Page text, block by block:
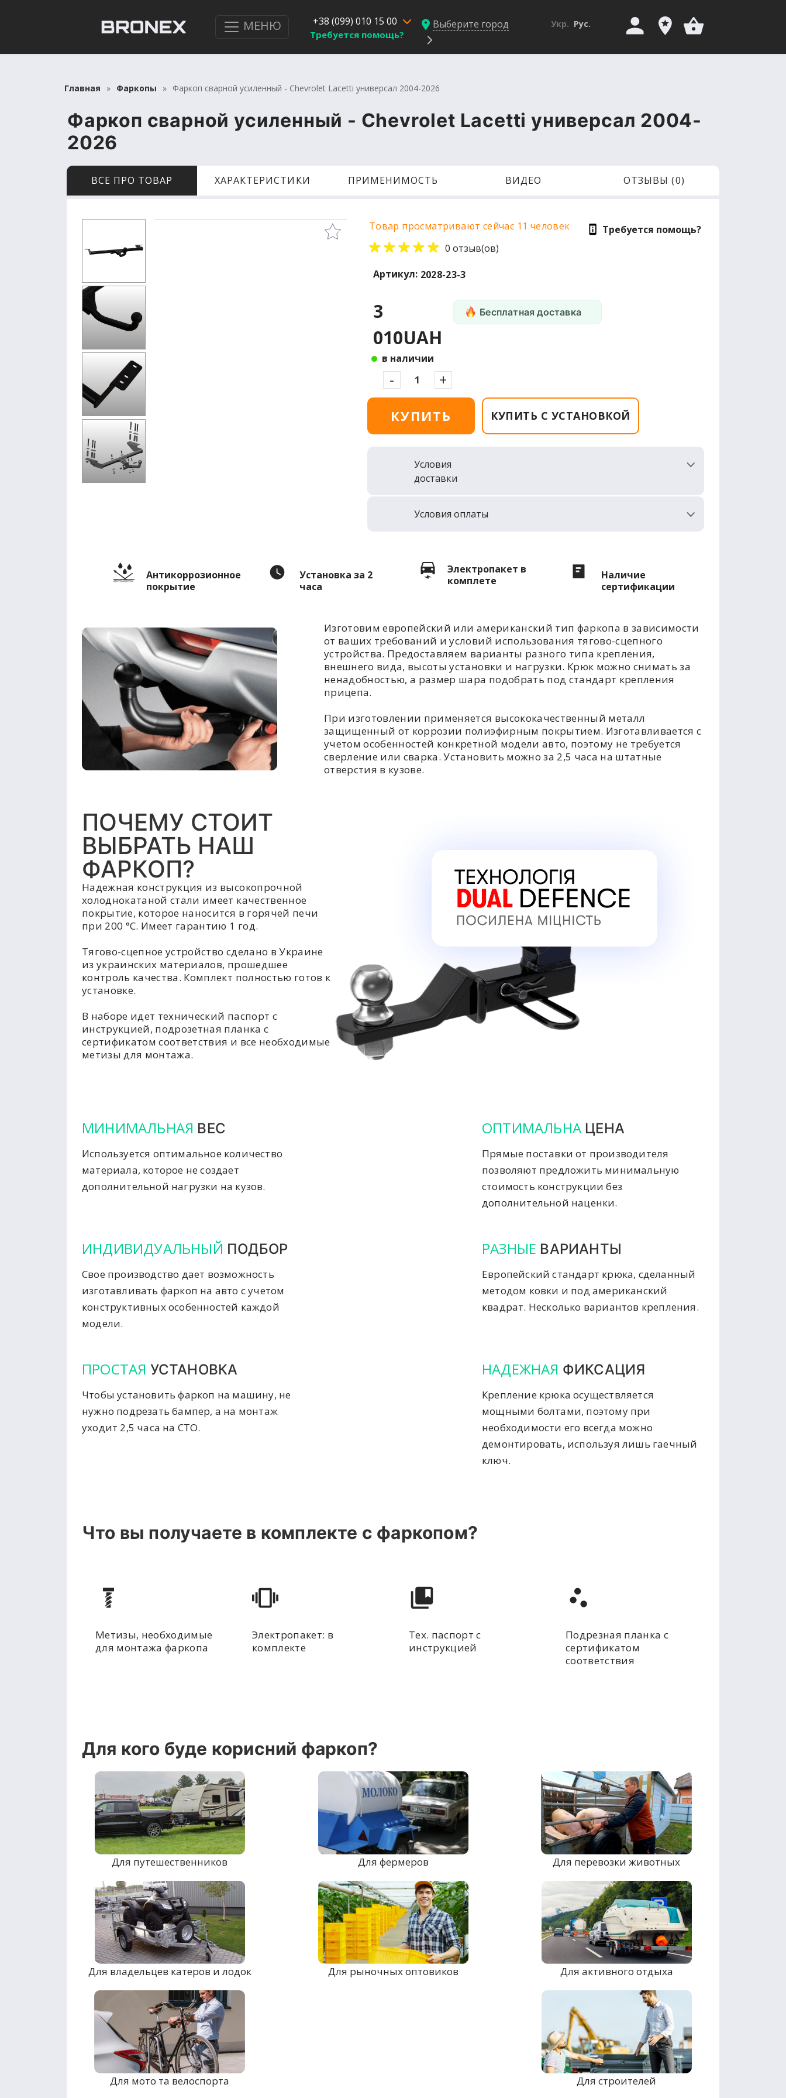
МЕНЮ +38 (099) 010 15 00
Требуется помощь?
Выберите город Укр. Рус.
Главная Фаркопы Фаркоп сварной усиленный - Chevrolet Lacetti универсал 2004-2026
Фаркоп сварной усиленный - Chevrolet Lacetti универсал 2004-
2026
ВСЕ ПРО ТОВАР ХАРАКТЕРИСТИКИ ПРИМЕНИМОСТЬ ВИДЕО ОТЗЫВЫ (0)
Товар просматривают сейчас 11 человек
0 отзыв(ов)
Требуется помощь?
Артикул: 2028-23-3
3
010UAH
в наличии
Бесплатная доставка
- +
КУПИТЬ КУПИТЬ С УСТАНОВКОЙ
Условия
доставки
Условия оплаты
Антикоррозионное
покрытие
Установка за 2
часа
Электропакет в
комплете
Наличие
сертификации
Изготовим европейский или американский тип фаркопа в зависимости
от ваших требований и условий использования тягово-сцепного
устройства. Предоставляем варианты разного типа крепления,
внешнего вида, высоты установки и нагрузки. Крюк можно снимать за
ненадобностью, а размер шара подобрать под стандарт крепления
прицепа.
При изготовлении применяется высококачественный металл
защищенный от коррозии полиэфирным покрытием. Изготавливается с
учетом особенностей конкретной модели авто, поэтому не требуется
сверление или сварка. Установить можно за 2,5 часа на штатные
отверстия в кузове.
ПОЧЕМУ СТОИТ
ВЫБРАТЬ НАШ
ФАРКОП?
Надежная конструкция из высокопрочной
холоднокатаной стали имеет качественное
покрытие, которое наносится в горячей печи
при 200 °C. Имеет гарантию 1 год.
Тягово-сцепное устройство сделано в Украине
из украинских материалов, прошедшее
контроль качества. Комплект полностью готов к
установке.
В наборе идет технический паспорт с
инструкцией, подрозетная планка с
сертификатом соответствия и все необходимые
метизы для монтажа.
МИНИМАЛЬНАЯ ВЕС
Используется оптимальное количество
материала, которое не создает
дополнительной нагрузки на кузов.
ОПТИМАЛЬНА ЦЕНА
Прямые поставки от производителя
позволяют предложить минимальную
стоимость конструкции без
дополнительной наценки.
ИНДИВИДУАЛЬНЫЙ ПОДБОР
Свое производство дает возможность
изготавливать фаркоп на авто с учетом
конструктивных особенностей каждой
модели.
РАЗНЫЕ ВАРИАНТЫ
Европейский стандарт крюка, сделанный
методом ковки и под американский
квадрат. Несколько вариантов крепления.
ПРОСТАЯ УСТАНОВКА
Чтобы установить фаркоп на машину, не
нужно подрезать бампер, а на монтаж
уходит 2,5 часа на СТО.
НАДЕЖНАЯ ФИКСАЦИЯ
Крепление крюка осуществляется
мощными болтами, поэтому при
необходимости его всегда можно
демонтировать, используя лишь гаечный
ключ.
Что вы получаете в комплекте с фаркопом?
Метизы, необходимые
для монтажа фаркопа
Электропакет: в
комплекте
Тех. паспорт с
инструкцией
Подрезная планка с
сертификатом
соответствия
Для кого буде корисний фаркоп?
Для путешественников Для фермеров Для перевозки животных
Для владельцев катеров и лодок Для рыночных оптовиков Для активного отдыха
Для мото та велоспорта Для строителей